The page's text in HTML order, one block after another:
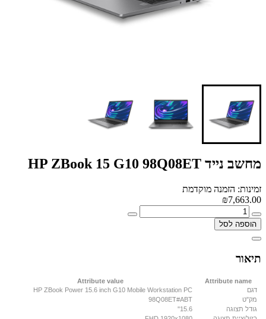
מחשב נייד HP ZBook 15 G10 98Q08ET
זמינות: הזמנה מוקדמת
₪7,663.00
הוספה לסל
תיאור
Attribute name
Attribute value
דגם
HP ZBook Power 15.6 inch G10 Mobile Workstation PC
מק"ט
98Q08ET#ABT
גודל תצוגה
15.6''